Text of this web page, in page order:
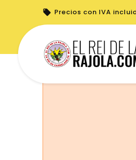
Precios con IVA
No puede